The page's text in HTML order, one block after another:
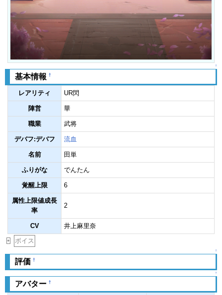
↑
基本情報 †
レアリティ UR閃
陣営 華
職業 武将
デバフ:デバフ 流血
名前 田単
ふりがな でんたん
覚醒上限 6
属性上限値成長
率
2
CV 井上麻里奈
+ ボイス
↑
評価 †
↑
アバター †